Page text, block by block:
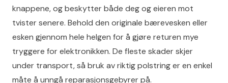
knappene, og beskytter både deg og eieren mot
tvister senere. Behold den originale bærevesken eller
esken gjennom hele helgen for å gjøre returen mye
tryggere for elektronikken. De fleste skader skjer
under transport, så bruk av riktig polstring er en enkel
måte å unngå reparasjonsgebyrer på.